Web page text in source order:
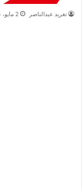
تغريد عبدالناصر 2 مايو، 2024